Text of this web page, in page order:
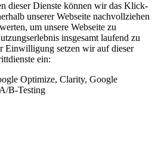
dieser Dienste können wir das Klick-
unserer Webseite nachvollziehen
um unsere Webseite zu
insgesamt laufend zu
Einwilligung setzen wir auf dieser
ein:
Optimize, Clarity, Google
B-Testing